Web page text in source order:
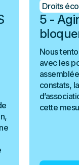
Droits
5 -
Nous
avec les
constats,
cette